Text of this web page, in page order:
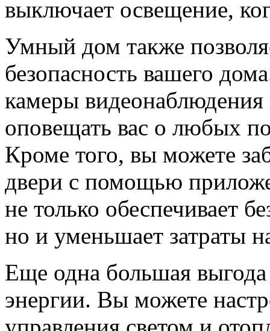
выключает освещение,
Умный дом также
безопасность вашего
камеры
оповещать вас о любых
Кроме того, вы можете
двери с помощью
не только обеспечивает
но и уменьшает затраты
Еще одна большая
энергии. Вы можете